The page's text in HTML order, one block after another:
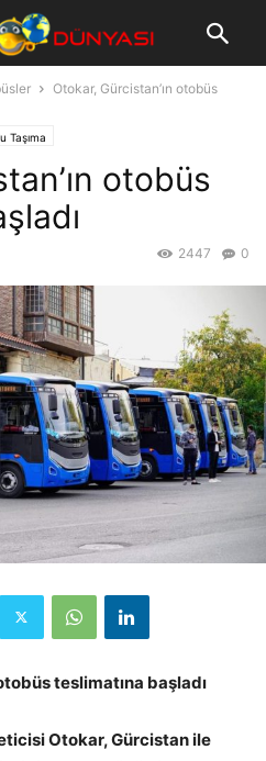
Otokar, Gürcistan’ın otobüs
Taşıma
otobüs
0
2447
teslimatına başladı
Otokar, Gürcistan ile